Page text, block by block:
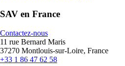
SAV en France
Contactez-nous
11 rue Bernard Maris
37270 Montlouis-sur-Loire, France
+33 1 86 47 62 58